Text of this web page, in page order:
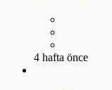
4 hafta önce